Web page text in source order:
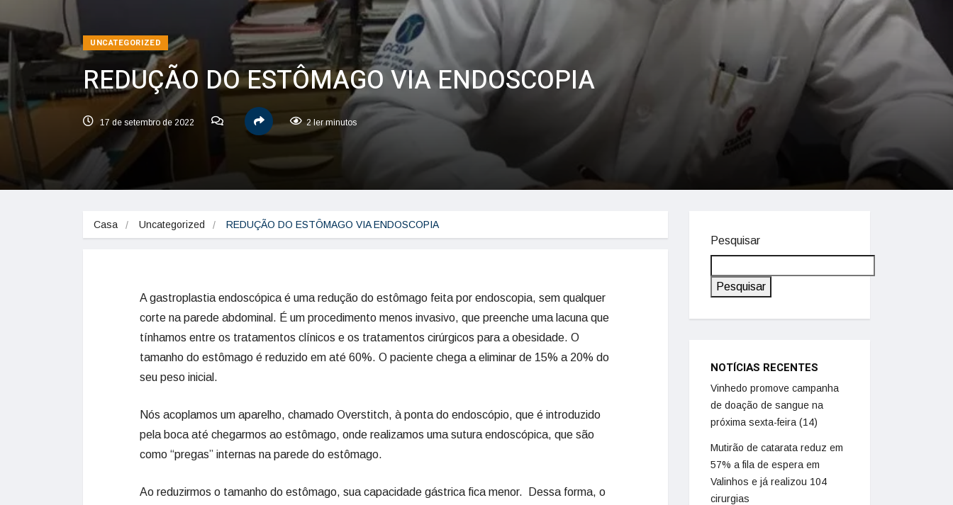
UNCATEGORIZED
REDUÇÃO DO ESTÔMAGO VIA ENDOSCOPIA
17 de setembro de 2022 2 ler minutos
Casa Uncategorized REDUÇÃO DO ESTÔMAGO VIA ENDOSCOPIA
A gastroplastia endoscópica é uma redução do estômago feita por endoscopia, sem qualquer
corte na parede abdominal. É um procedimento menos invasivo, que preenche uma lacuna que
tínhamos entre os tratamentos clínicos e os tratamentos cirúrgicos para a obesidade. O
tamanho do estômago é reduzido em até 60%. O paciente chega a eliminar de 15% a 20% do
seu peso inicial.
Nós acoplamos um aparelho, chamado Overstitch, à ponta do endoscópio, que é introduzido
pela boca até chegarmos ao estômago, onde realizamos uma sutura endoscópica, que são
como “pregas” internas na parede do estômago.
Ao reduzirmos o tamanho do estômago, sua capacidade gástrica fica menor. Dessa forma, o
Pesquisar
Pesquisar
NOTÍCIAS RECENTES
Vinhedo promove campanha
de doação de sangue na
próxima sexta-feira (14)
Mutirão de catarata reduz em
57% a fila de espera em
Valinhos e já realizou 104
cirurgias